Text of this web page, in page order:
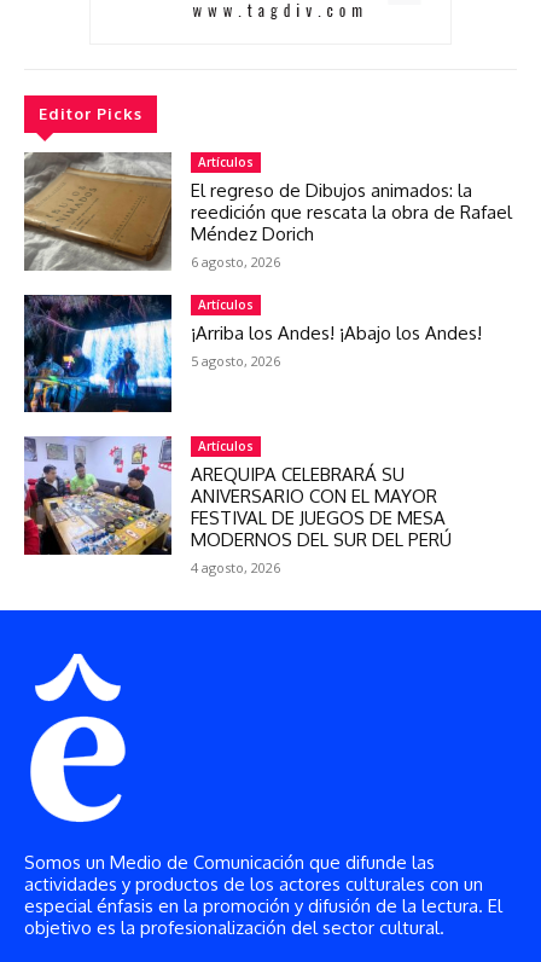
Editor Picks
Artículos
El regreso de Dibujos animados: la
reedición que rescata la obra de Rafael
Méndez Dorich
6 agosto, 2026
Artículos
¡Arriba los Andes! ¡Abajo los Andes!
5 agosto, 2026
Artículos
AREQUIPA CELEBRARÁ SU
ANIVERSARIO CON EL MAYOR
FESTIVAL DE JUEGOS DE MESA
MODERNOS DEL SUR DEL PERÚ
4 agosto, 2026
Somos un Medio de Comunicación que difunde las
actividades y productos de los actores culturales con un
especial énfasis en la promoción y difusión de la lectura. El
objetivo es la profesionalización del sector cultural.